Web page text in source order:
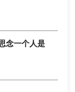
念一个人是